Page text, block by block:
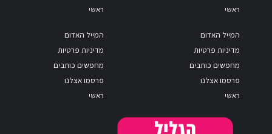
ראשי
ראשי
המייל האדום
מדיניות פרטיות
מחפשים כותבים
פרסמו אצלנו
ראשי
המייל האדום
מדיניות פרטיות
מחפשים כותבים
פרסמו אצלנו
ראשי